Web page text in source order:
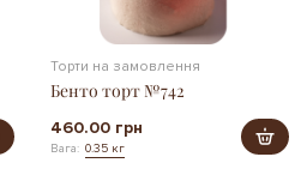
Торти на замовлення
Бенто торт №742
460.00 грн
Вага: 0.35 кг